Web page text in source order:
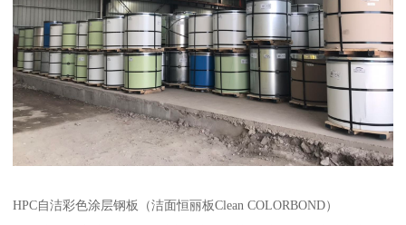
HPC自洁彩色涂层钢板（洁面恒丽板Clean COLORBOND）